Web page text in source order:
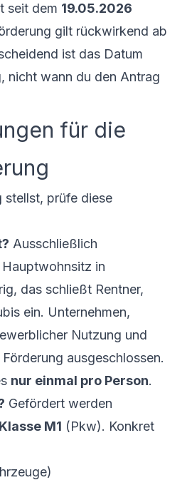
seit dem 19.05.2026
gilt rückwirkend ab
ist das Datum
nicht wann du den Antrag
für die
stellst, prüfe diese
Ausschließlich
Hauptwohnsitz in
das schließt Rentner,
ein. Unternehmen,
Nutzung und
ausgeschlossen.
nur einmal pro Person.
Gefördert werden
M1 (Pkw). Konkret